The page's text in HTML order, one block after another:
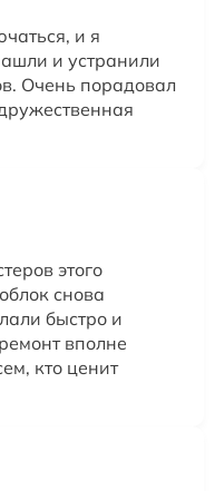
и я
и устранили
Очень порадовал
этого
снова
быстро и
вполне
кто ценит